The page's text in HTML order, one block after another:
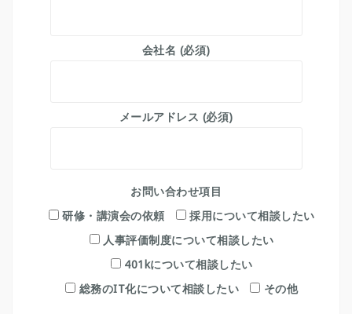
会社名 (必須)
メールアドレス (必須)
お問い合わせ項目
研修・講演会の依頼
採用について相談したい
人事評価制度について相談したい
401kについて相談したい
総務のIT化について相談したい
その他